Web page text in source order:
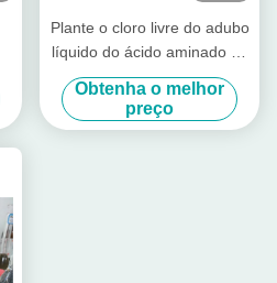
Plante o cloro livre do adubo
líquido do ácido aminado da
fonte 30% da embalagem 1L
Obtenha o melhor
preço